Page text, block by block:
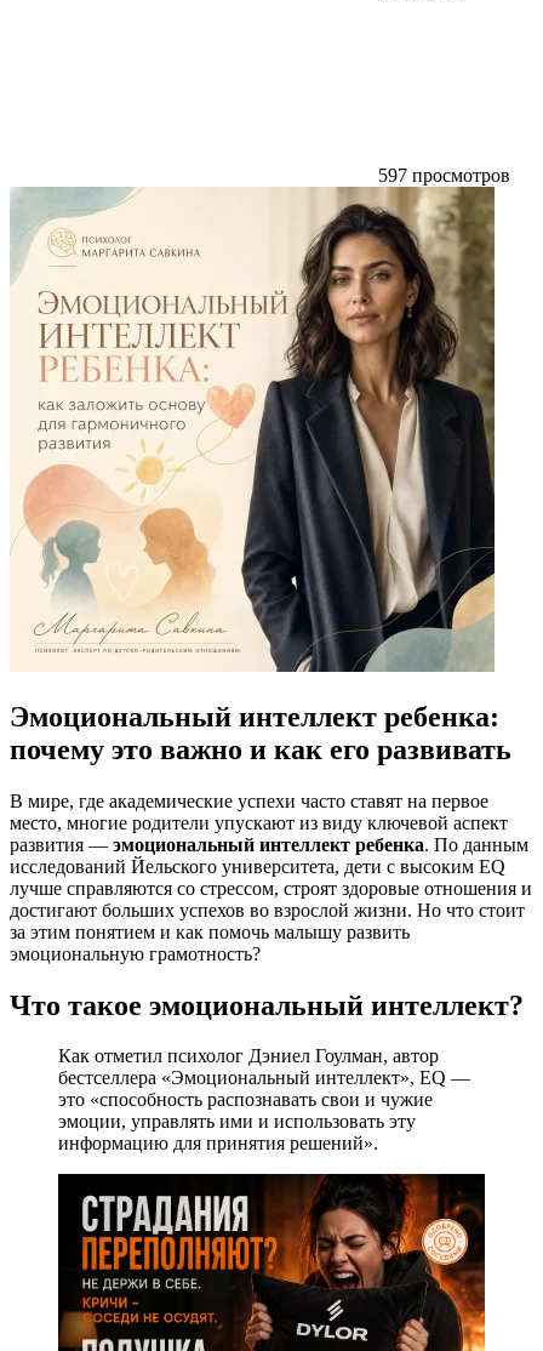
597 просмотров
Эмоциональный интеллект ребенка:
почему это важно и как его развивать
В мире, где академические успехи часто ставят на первое
место, многие родители упускают из виду ключевой аспект
развития — эмоциональный интеллект ребенка. По данным
исследований Йельского университета, дети с высоким EQ
лучше справляются со стрессом, строят здоровые отношения и
достигают больших успехов во взрослой жизни. Но что стоит
за этим понятием и как помочь малышу развить
эмоциональную грамотность?
Что такое эмоциональный интеллект?
Как отметил психолог Дэниел Гоулман, автор
бестселлера «Эмоциональный интеллект», EQ —
это «способность распознавать свои и чужие
эмоции, управлять ими и использовать эту
информацию для принятия решений».